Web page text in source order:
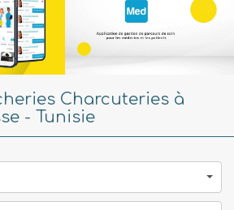
Charcuteries à
- Tunisie